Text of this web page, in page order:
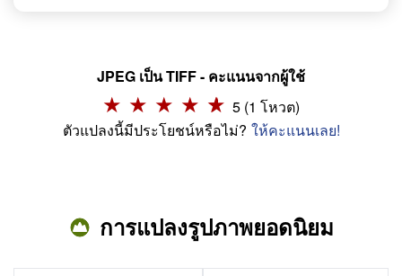
JPEG เป็น TIFF - คะแนนจากผู้ใช้
5 (1 โหวต)
ตัวแปลงนี้มีประโยชน์หรือไม่? ให้คะแนนเลย!
การแปลงรูปภาพยอดนิยม